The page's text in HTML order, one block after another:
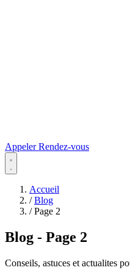
AppelerRendez-vous
Accueil
/ Blog
/ Page 2
Blog - Page 2
Conseils, astuces et actualites